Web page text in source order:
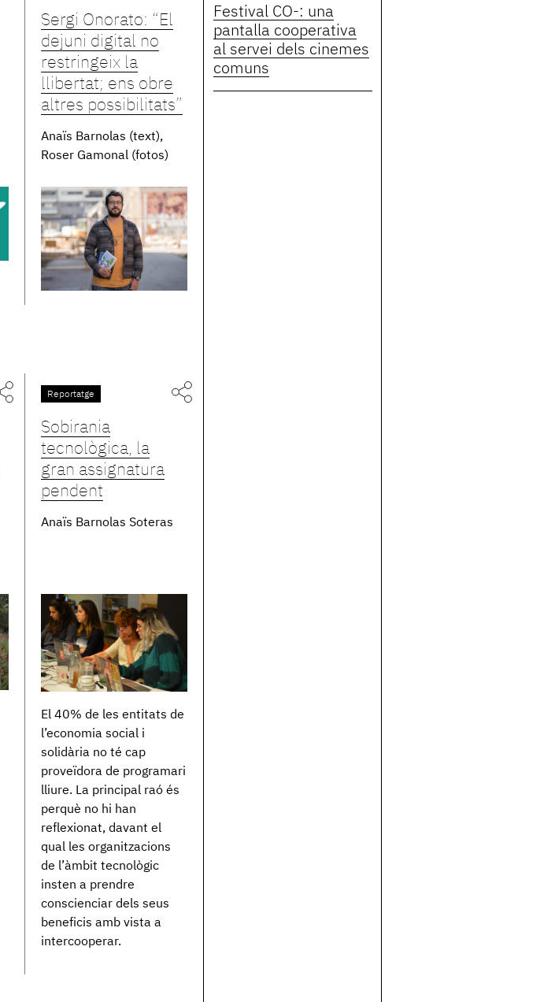
Sergi Onorato: “El
dejuni digital no
restringeix la
llibertat; ens obre
altres possibilitats”
Anaïs Barnolas (text)
Roser Gamonal (fotos)
Reportatge
Sobirania
tecnològica, la
gran assignatura
pendent
Anaïs Barnolas Soteras
El 40% de les entitats de
l’economia social i
solidària no té cap
proveïdora de programari
lliure. La principal raó és
perquè no hi han
reflexionat, davant el
qual les organitzacions
de l’àmbit tecnològic
insten a prendre
conscienciar dels seus
beneficis amb vista a
intercooperar.
Festival CO-: una
pantalla cooperativa
al servei dels cinemes
comuns